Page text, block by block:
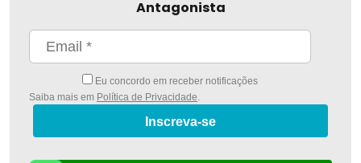
Antagonista
Eu concordo em receber notificações
Saiba mais em Política de Privacidade.
Inscreva-se